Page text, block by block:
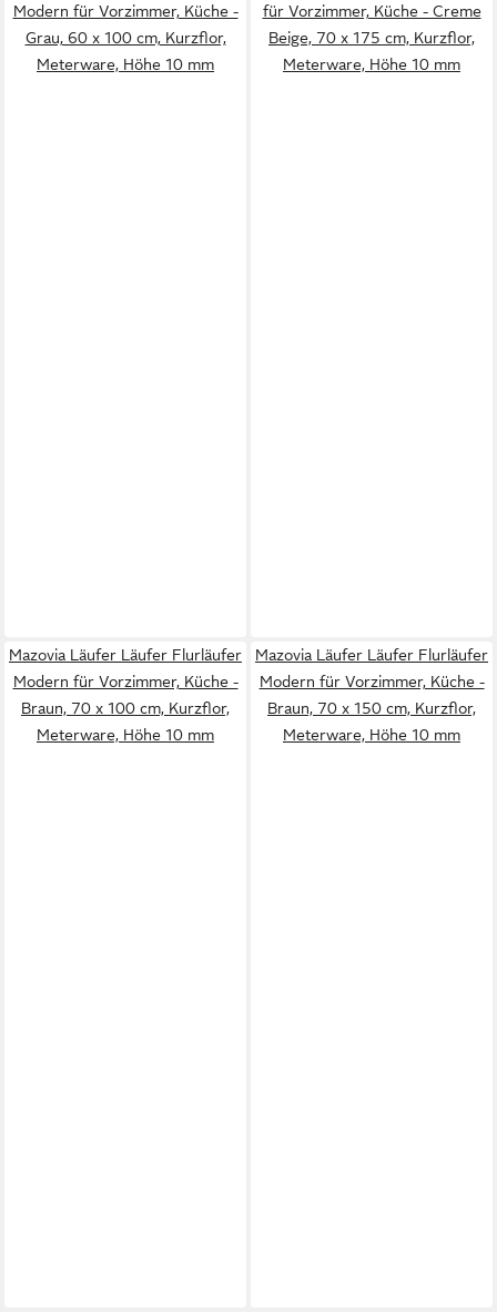
Modern für Vorzimmer, Küche -
Grau, 60 x 100 cm, Kurzflor,
Meterware, Höhe 10 mm
für Vorzimmer, Küche - Creme
Beige, 70 x 175 cm, Kurzflor,
Meterware, Höhe 10 mm
Mazovia Läufer Läufer Flurläufer
Modern für Vorzimmer, Küche -
Braun, 70 x 100 cm, Kurzflor,
Meterware, Höhe 10 mm
Mazovia Läufer Läufer Flurläufer
Modern für Vorzimmer, Küche -
Braun, 70 x 150 cm, Kurzflor,
Meterware, Höhe 10 mm